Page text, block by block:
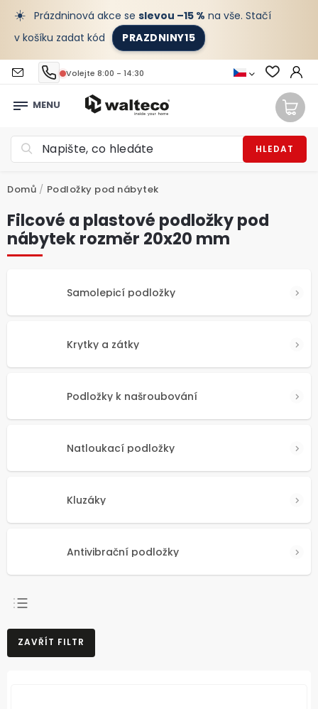
☀️ Prázdninová akce se slevou –15 % na vše. Stačí
v košíku zadat kód
PRAZDNINY15
Volejte 8:00 - 14:30
HLEDAT
Domů / Podložky pod nábytek
Filcové a plastové podložky pod
nábytek rozměr 20x20 mm
Samolepicí podložky
Krytky a zátky
Podložky k našroubování
Natloukací podložky
Kluzáky
Antivibrační podložky
NEJPRODÁVANĚJŠÍ
NEJLEVNĚJŠÍ
ZAVŘÍT FILTR